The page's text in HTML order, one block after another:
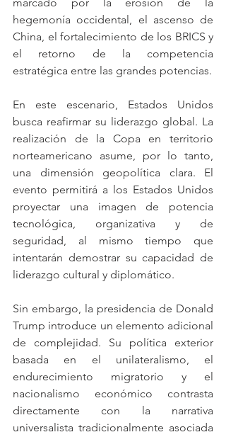
hegemonía occidental, el ascenso de
China, el fortalecimiento de los BRICS y
el retorno de la competencia
estratégica entre las grandes potencias.
En este escenario, Estados Unidos
busca reafirmar su liderazgo global. La
realización de la Copa en territorio
norteamericano asume, por lo tanto,
una dimensión geopolítica clara. El
evento permitirá a los Estados Unidos
proyectar una imagen de potencia
tecnológica, organizativa y de
seguridad, al mismo tiempo que
intentarán demostrar su capacidad de
liderazgo cultural y diplomático.
Sin embargo, la presidencia de Donald
Trump introduce un elemento adicional
de complejidad. Su política exterior
basada en el unilateralismo, el
endurecimiento migratorio y el
nacionalismo económico contrasta
directamente con la narrativa
universalista tradicionalmente asociada